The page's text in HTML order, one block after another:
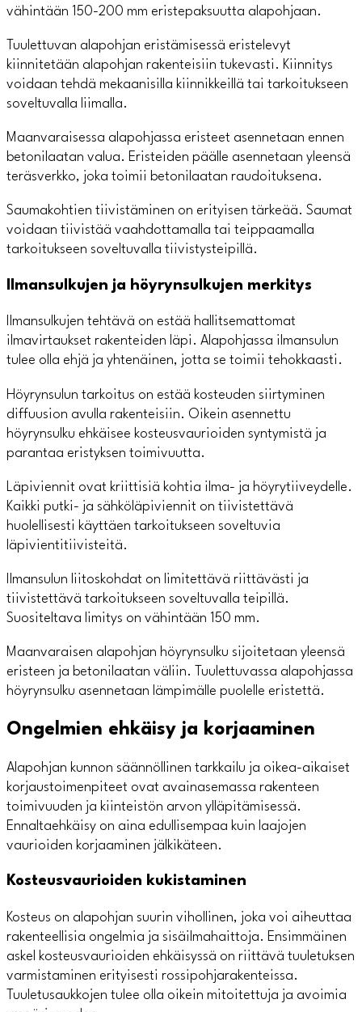
vähintään 150-200 mm eristepaksuutta alapohjaan.
Tuulettuvan alapohjan eristämisessä eristelevyt
kiinnitetään alapohjan rakenteisiin tukevasti. Kiinnitys
voidaan tehdä mekaanisilla kiinnikkeillä tai tarkoitukseen
soveltuvalla liimalla.
Maanvaraisessa alapohjassa eristeet asennetaan ennen
betonilaatan valua. Eristeiden päälle asennetaan yleensä
teräsverkko, joka toimii betonilaatan raudoituksena.
Saumakohtien tiivistäminen on erityisen tärkeää. Saumat
voidaan tiivistää vaahdottamalla tai teippaamalla
tarkoitukseen soveltuvalla tiivistysteipillä.
Ilmansulkujen ja höyrynsulkujen merkitys
Ilmansulkujen tehtävä on estää hallitsemattomat
ilmavirtaukset rakenteiden läpi. Alapohjassa ilmansulun
tulee olla ehjä ja yhtenäinen, jotta se toimii tehokkaasti.
Höyrynsulun tarkoitus on estää kosteuden siirtyminen
diffuusion avulla rakenteisiin. Oikein asennettu
höyrynsulku ehkäisee kosteusvaurioiden syntymistä ja
parantaa eristyksen toimivuutta.
Läpiviennit ovat kriittisiä kohtia ilma- ja höyrytiiveydelle.
Kaikki putki- ja sähköläpiviennit on tiivistettävä
huolellisesti käyttäen tarkoitukseen soveltuvia
läpivientitiivisteitä.
Ilmansulun liitoskohdat on limitettävä riittävästi ja
tiivistettävä tarkoitukseen soveltuvalla teipillä.
Suositeltava limitys on vähintään 150 mm.
Maanvaraisen alapohjan höyrynsulku sijoitetaan yleensä
eristeen ja betonilaatan väliin. Tuulettuvassa alapohjassa
höyrynsulku asennetaan lämpimälle puolelle eristettä.
Ongelmien ehkäisy ja korjaaminen
Alapohjan kunnon säännöllinen tarkkailu ja oikea-aikaiset
korjaustoimenpiteet ovat avainasemassa rakenteen
toimivuuden ja kiinteistön arvon ylläpitämisessä.
Ennaltaehkäisy on aina edullisempaa kuin laajojen
vaurioiden korjaaminen jälkikäteen.
Kosteusvaurioiden kukistaminen
Kosteus on alapohjan suurin vihollinen, joka voi aiheuttaa
rakenteellisia ongelmia ja sisäilmahaittoja. Ensimmäinen
askel kosteusvaurioiden ehkäisyssä on riittävä tuuletuksen
varmistaminen erityisesti rossipohjarakenteissa.
Tuuletusaukkojen tulee olla oikein mitoitettuja ja avoimia